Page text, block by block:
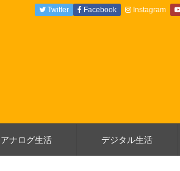
アナログ生活 デジタル生活
Twitter Facebook Instagram